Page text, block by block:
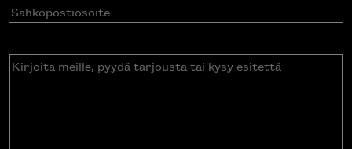
Sähköpostiosoite(Pakollinen)
Kirjoita